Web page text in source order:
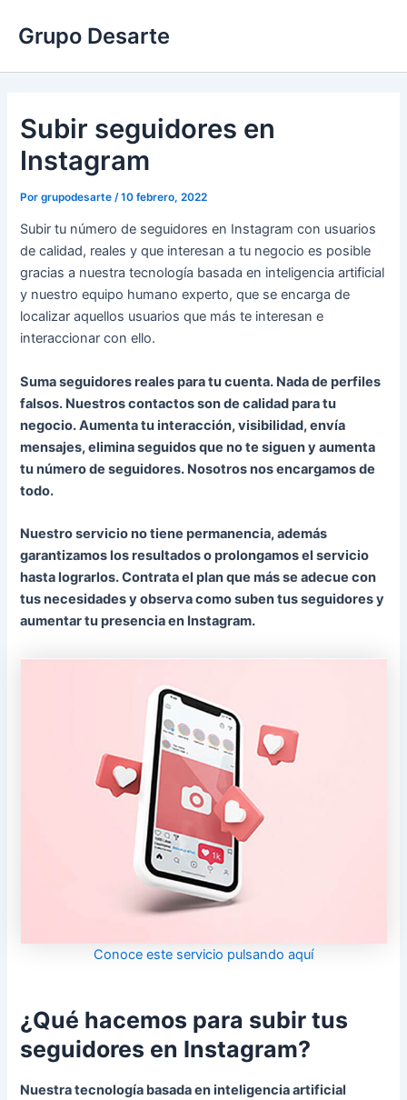
contenido
Grupo Desarte
Subir seguidores en
Instagram
Porgrupodesarte /10 febrero, 2022
Subir tu número de seguidores en Instagram con usuarios
de calidad, reales y que interesan a tu negocio es posible
gracias a nuestra tecnología basada en inteligencia artificial
y nuestro equipo humano experto, que se encarga de
localizar aquellos usuarios que más te interesan e
interaccionar con ello.
Suma seguidores reales para tu cuenta. Nada de perfiles
falsos. Nuestros contactos son de calidad para tu
negocio. Aumenta tu interacción, visibilidad, envía
mensajes, elimina seguidos que no te siguen y aumenta
tu número de seguidores. Nosotros nos encargamos de
todo.
Nuestro servicio no tiene permanencia, además
garantizamos los resultados o prolongamos el servicio
hasta lograrlos. Contrata el plan que más se adecue con
tus necesidades y observa como suben tus seguidores y
aumentar tu presencia en Instagram.
Conoce este servicio pulsando aquí
¿Qué hacemos para subir tus
seguidores en Instagram?
Nuestra tecnología basada en inteligencia artificial